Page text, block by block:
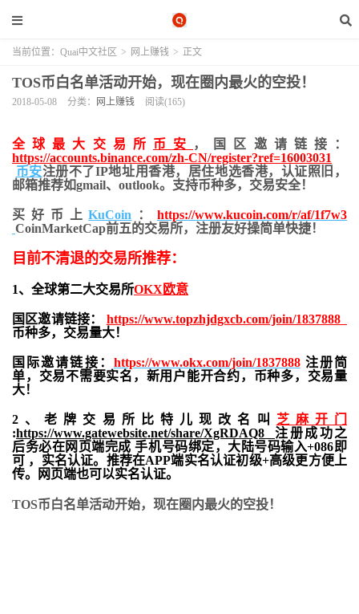
当前位置： Quai中文社区 > 网上赚钱 > 正文
TOS币白名单活动开始，现在圈内最火的空投！
2018-05-08 分类： 网上赚钱 阅读(165)
全球最大交易所 币安
，国区邀请链接：
https://accounts.binance.com/zh-CN/register?ref=16003031
币安注册不了IP地址用香港，居住地选香港，认证照旧，
邮箱推荐如gmail、outlook。支持币种多，交易安全！
买好币上KuCoin ：https://www.kucoin.com/r/af/1f7w3
CoinMarketCap前五的交易所，注册友好操简单快捷！
目前不清退的交易所推荐：
1、全球第二大交易所OKX欧意
国区邀请链接： https://www.topzhjdgxcb.com/join/1837888
币种多，交易量大！
国际邀请链接： https://www.okx.com/join/1837888注册简
单，交易不需要实名，新用户能开合约， 币种多，交易量
大！
2、老牌交易所比特儿现改名叫 芝麻开门
:https://www.gatewebsite.net/share/XgRDAQ8 注册成功之
后务必在网页端完成 手机号码绑定，大陆号码输入+086即
可 ，实名认证。推荐在APP端实名认证初级+高级更方便上
传。网页端也可以实名认证。
TOS币白名单活动开始，现在圈内最火的空投！